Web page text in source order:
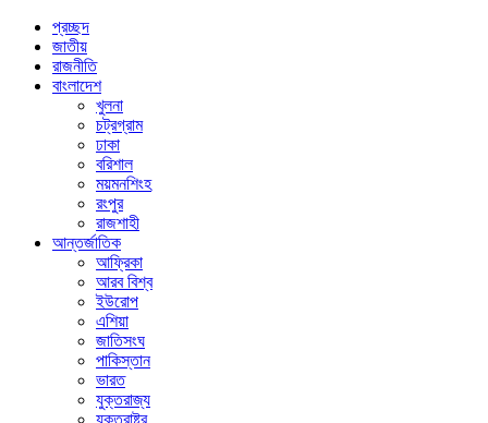
প্রচ্ছদ
জাতীয়
রাজনীতি
বাংলাদেশ
খুলনা
চট্রগ্রাম
ঢাকা
বরিশাল
ময়মনশিংহ
রংপুর
রাজশাহী
আন্তর্জাতিক
আফ্রিকা
আরব বিশ্ব
ইউরোপ
এশিয়া
জাতিসংঘ
পাকিস্তান
ভারত
যুক্তরাজ্য
যুক্তরাষ্ট্র